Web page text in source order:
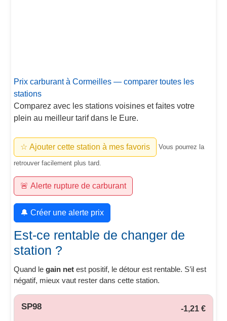
Prix carburant à Cormeilles — comparer toutes les
stations
Comparez avec les stations voisines et faites votre
plein au meilleur tarif dans le Eure.
☆ Ajouter cette station à mes favoris Vous pourrez la
retrouver facilement plus tard.
🚨 Alerte rupture de carburant
🔔 Créer une alerte prix
Est-ce rentable de changer de
station ?
Quand legain net est positif, le détour est rentable. S’il est
négatif, mieux vaut rester dans cette station.
SP98 -1,21 €